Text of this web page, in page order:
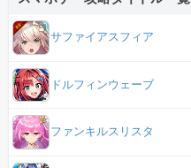
サファイアスフィア
ドルフィンウェーブ
ファンキルスリスタ